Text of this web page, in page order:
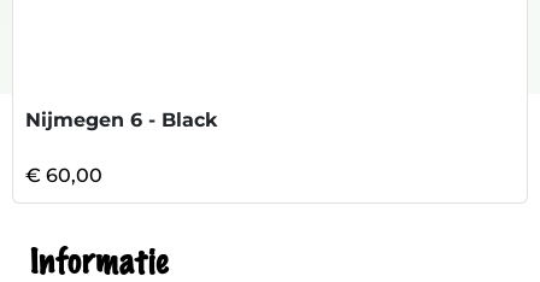
Nijmegen 6 - Black
€ 60,00
Informatie